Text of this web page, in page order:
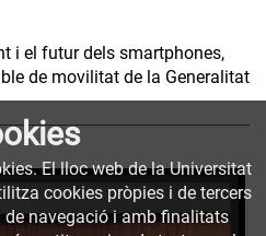
i el futur dels smartphones,
de movilitat de la Generalitat
El lloc web de la Universitat
cookies pròpies i de tercers
de navegació i amb finalitats